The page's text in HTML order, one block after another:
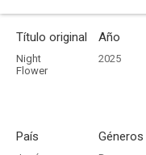
Título original
Night
Flower
Año
2025
País Géneros